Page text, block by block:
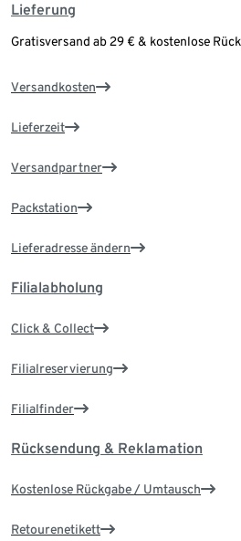
Lieferung
Gratisversand ab 29 € & kostenlose
Versandkosten
Lieferzeit
Versandpartner
Packstation
Lieferadresse ändern
Filialabholung
Click & Collect
Filialreservierung
Filialfinder
Rücksendung & Reklamation
Kostenlose Rückgabe / Umtausch
Retourenetikett